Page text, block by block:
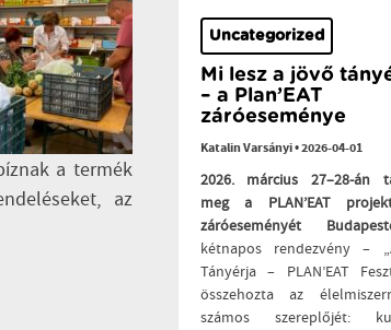
a termék
az
Uncategorized
Mi lesz a jövő
– a Plan’EAT
záróeseménye
Katalin Varsányi•2026-04-01
2026. március 27–28-án
meg a PLAN’EAT
záróeseményét
kétnapos rendezvény –
Tányérja – PLAN’EAT
összehozta az
számos szereplőjét: